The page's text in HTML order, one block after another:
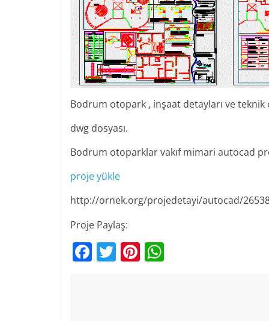
Bodrum otopark , inşaat detayları ve teknik
dwg dosyası.
Bodrum otoparklar vakıf mimari autocad
proje yükle
http://ornek.org/projedetayi/autocad/
Proje Paylaş:
F T Pi